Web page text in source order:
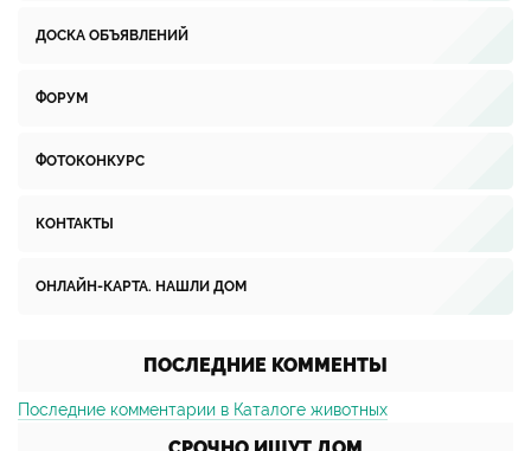
ДОСКА ОБЪЯВЛЕНИЙ
ФОРУМ
ФОТОКОНКУРС
КОНТАКТЫ
ОНЛАЙН-КАРТА. НАШЛИ ДОМ
ПОСЛЕДНИЕ КОММЕНТЫ
Последние комментарии в Каталоге животных